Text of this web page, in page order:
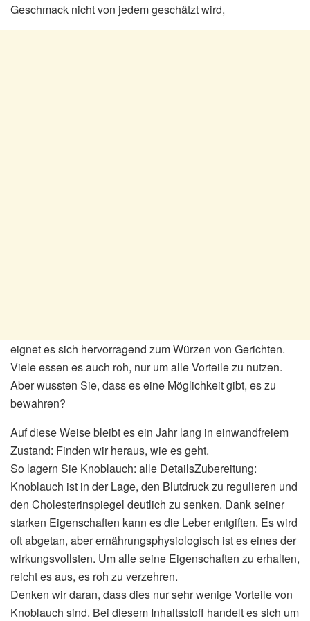
Geschmack nicht von jedem geschätzt wird,
eignet es sich hervorragend zum Würzen von Gerichten.
Viele essen es auch roh, nur um alle Vorteile zu nutzen.
Aber wussten Sie, dass es eine Möglichkeit gibt, es zu
bewahren?
Auf diese Weise bleibt es ein Jahr lang in einwandfreiem
Zustand: Finden wir heraus, wie es geht.
So lagern Sie Knoblauch: alle DetailsZubereitung:
Knoblauch ist in der Lage, den Blutdruck zu regulieren und
den Cholesterinspiegel deutlich zu senken. Dank seiner
starken Eigenschaften kann es die Leber entgiften. Es wird
oft abgetan, aber ernährungsphysiologisch ist es eines der
wirkungsvollsten. Um alle seine Eigenschaften zu erhalten,
reicht es aus, es roh zu verzehren.
Denken wir daran, dass dies nur sehr wenige Vorteile von
Knoblauch sind. Bei diesem Inhaltsstoff handelt es sich um